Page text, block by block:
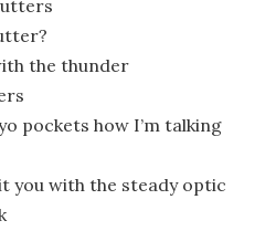
the thunder
pockets how I’m talking
you with the steady optic